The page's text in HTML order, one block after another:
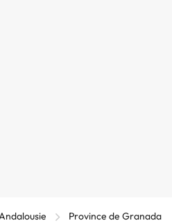
Province de Granada